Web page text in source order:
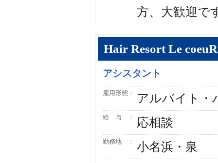
方、大歓迎で
Hair Resort Le
アシスタント
雇用形態： アルバイト・
給 与 ： 応相談
勤務地 ： 小名浜・泉